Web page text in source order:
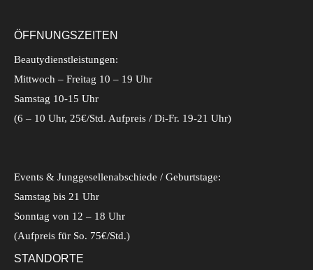
ÖFFNUNGSZEITEN
Beautydienstleistungen:
Mittwoch – Freitag 10 – 19 Uhr
Samstag 10-15 Uhr
(6 – 10 Uhr, 25€/Std. Aufpreis / Di-Fr. 19-21 Uhr)
Events & Junggesellenabschiede / Geburtstage:
Samstag bis 21 Uhr
Sonntag von 12 – 18 Uhr
(Aufpreis für So. 75€/Std.)
STANDORTE